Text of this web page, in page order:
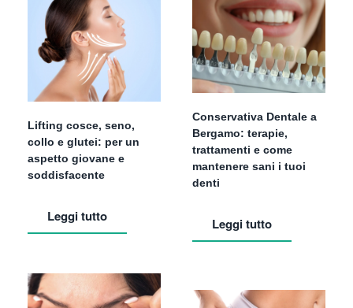
Lifting cosce, seno,
collo e glutei: per un
aspetto giovane e
soddisfacente
Leggi tutto
Conservativa Dentale a
Bergamo: terapie,
trattamenti e come
mantenere sani i tuoi
denti
Leggi tutto